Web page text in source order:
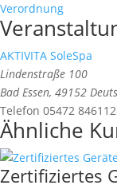
Verordnung
AKTIVITA SoleSpa
Lindenstraße 100
Bad Essen, 49152
Telefon 05472
Ähnliche
Zertifiziertes